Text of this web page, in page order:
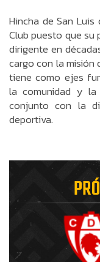
Hincha de San
Club puesto que su
dirigente en
cargo con la misión
tiene como ejes
la comunidad y la
conjunto con la
deportiva.